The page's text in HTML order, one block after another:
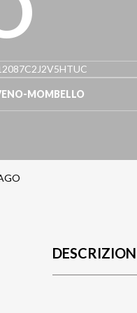
MOMBELLO